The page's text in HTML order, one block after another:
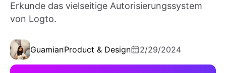
Erkunde das vielseitige Autorisierungssystem
von Logto.
GuamianProduct & Design 2/29/2024